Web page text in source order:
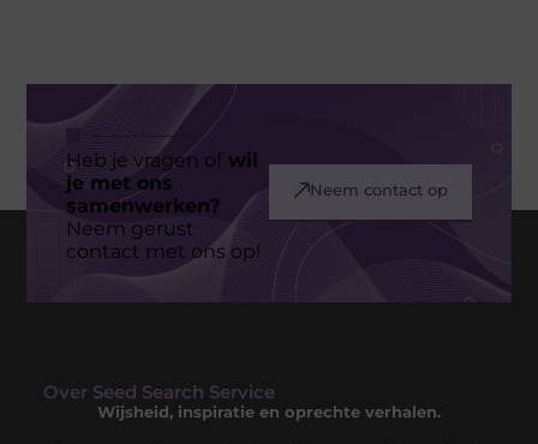
Heb je vragen ofwil
je met ons
samenwerken?
Neem gerust
contact met ons op!
Neem contact op
Over Seed Search Service
Wijsheid, inspiratie en oprechte verhalen.